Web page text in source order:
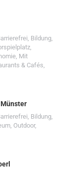
, Bildung,
,
, Mit
& Cafés,
, Bildung,
, Outdoor,